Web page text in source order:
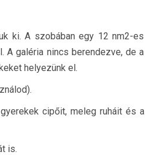
ki. A szobában egy 12 nm2-es
galéria nincs berendezve, de a
helyezünk el.
cipőit, meleg ruháit és a
is.